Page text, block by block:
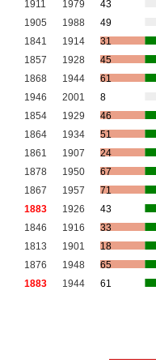
1911 1979
43
1905 1988
49
1841 1914
31
1857 1928
45
1868 1944
61
1946 2001
8
1854 1929
46
1864 1934
51
1861 1907
24
1878 1950
67
1867 1957
71
1883 1926
43
1846 1916
33
1813 1901
18
1876 1948
65
1883 1944 61